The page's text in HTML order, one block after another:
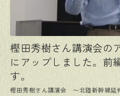
樫田秀樹さん講演会の
にアップしました。前
す。
樫田秀樹さん講演会 〜北陸新幹線延